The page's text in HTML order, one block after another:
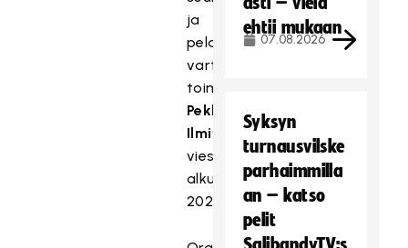
ja
pelaajia
varten,
toiminnanjohtaja
Pekka
Ilmivalta
viestitti
alkuvuodesta
2021.
ehtii mukaan
07.08.2026
Syksyn
turnausvilske
parhaimmilla
an – katso
pelit